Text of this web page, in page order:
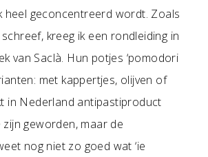
heel geconcentreerd wordt. Zoals
schreef, kreeg ik een rondleiding in
van Saclà. Hun potjes ‘pomodori
met kappertjes, olijven of
in Nederland antipastiproduct
geworden, maar de
nog niet zo goed wat ‘ie